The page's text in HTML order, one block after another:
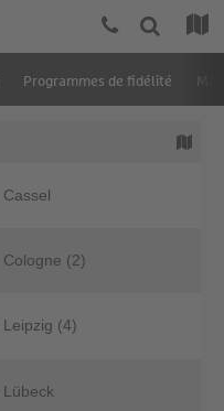
Programmes de fidélité
Cassel
Cologne (2)
Leipzig (4)
Lübeck